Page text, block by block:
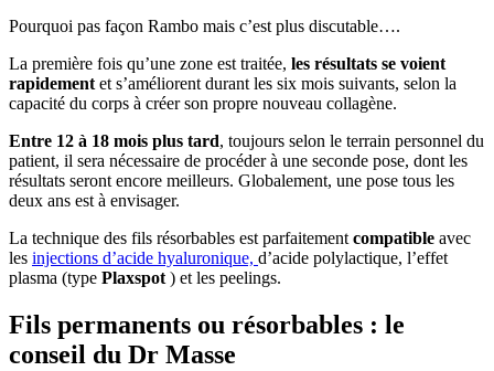
Pourquoi pas façon Rambo mais c’est plus discutable….
La première fois qu’une zone est traitée, les résultats se voient
rapidement et s’améliorent durant les six mois suivants, selon la
capacité du corps à créer son propre nouveau collagène.
Entre 12 à 18 mois plus tard, toujours selon le terrain personnel du
patient, il sera nécessaire de procéder à une seconde pose, dont les
résultats seront encore meilleurs. Globalement, une pose tous les
deux ans est à envisager.
La technique des fils résorbables est parfaitement compatible avec
les injections d’acide hyaluronique, d’acide polylactique, l’effet
plasma (type Plaxspot ) et les peelings.
Fils permanents ou résorbables : le
conseil du Dr Masse